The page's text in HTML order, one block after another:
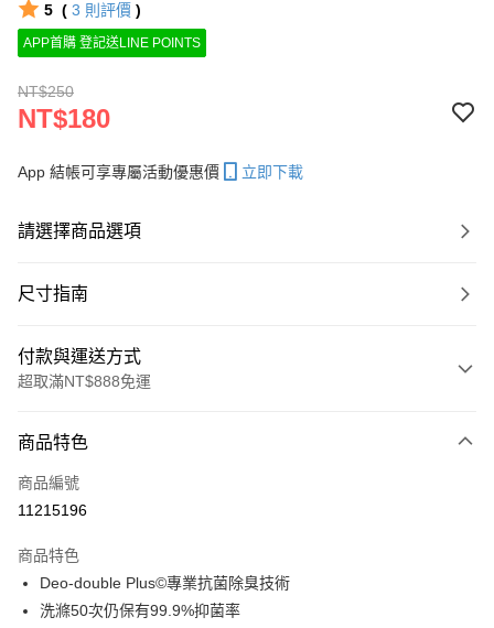
5 ( 3 則評價 )
APP首購 登記送LINE POINTS
NT$250
NT$180
App 結帳可享專屬活動優惠價 立即下載
請選擇商品選項
尺寸指南
付款與運送方式
超取滿NT$888免運
信用卡一次付款
超商取貨付款
Apple Pay
ATM付款
商品特色
商品編號
11215196
商品特色
Deo-double Plus©專業抗菌除臭技術
洗滌50次仍保有99.9%抑菌率